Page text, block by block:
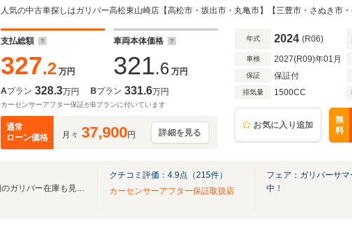
ルーズコントロール Bluetooth接続 地デジ対応TV
シートヒーター ドラレコ ETC
支払総額
327.2 万円
車両本体価格
321.6 万円
Aプラン 328.3万円 Bプラン 331.6万円
カーセンサーアフター保証がBプランに付いています
通常
ローン価格
月々 37,900円 詳細を見る
年式 2024 (R06)
車検 2027(R09)年01月
保証 保証付
排気量 1500CC
お気に入り追加
無
料
無料電話は24時間ご案内！！全国のガリバー在庫も見たい方は一括照会が可能です！
クチコミ評価： 4.9点（215件）
カーセンサーアフター保証取扱店
フェア：ガリバーサ
中！